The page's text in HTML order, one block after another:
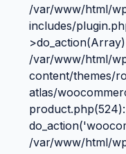
/var/www/html/
includes/
/var/www/html/
content/themes/
atlas/
product.php(524):
/var/www/html/